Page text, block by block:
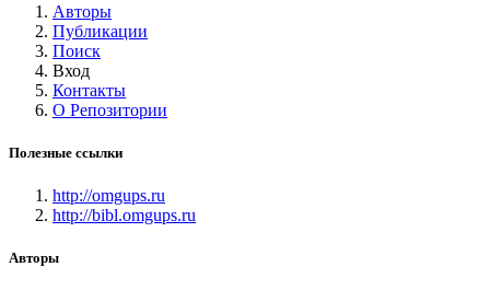
Авторы
Публикации
Поиск
Вход
Контакты
О Репозитории
Полезные ссылки
http://omgups.ru
http://bibl.omgups.ru
Авторы